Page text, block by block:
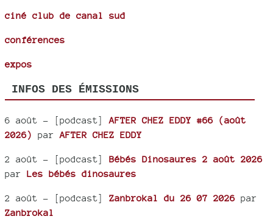
ciné club de canal sud
conférences
expos
INFOS DES ÉMISSIONS
6 août - [podcast] AFTER CHEZ EDDY #66 (août
2026)
par AFTER CHEZ EDDY
2 août - [podcast] Bébés Dinosaures 2 août 2026
par Les bébés dinosaures
2 août - [podcast] Zanbrokal du 26 07 2026 par
Zanbrokal